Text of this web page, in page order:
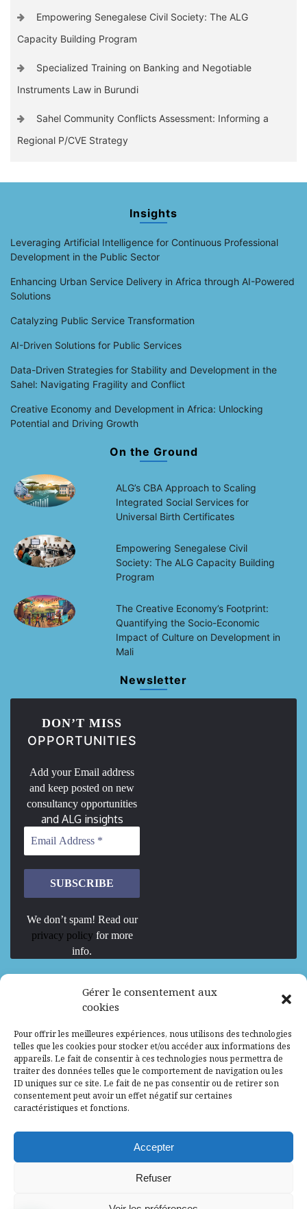
Gérer le consentement aux
cookies
Pour offrir les meilleures expériences, nous utilisons des technologies
telles que les cookies pour stocker et/ou accéder aux informations des
appareils. Le fait de consentir à ces technologies nous permettra de
traiter des données telles que le comportement de navigation ou les
ID uniques sur ce site. Le fait de ne pas consentir ou de retirer son
consentement peut avoir un effet négatif sur certaines
caractéristiques et fonctions.
Accepter
Refuser
Empowering Senegalese Civil Society: The ALG
Capacity Building Program
Specialized Training on Banking and Negotiable
Instruments Law in Burundi
Sahel Community Conflicts Assessment: Informing a
Regional P/CVE Strategy
Insights
Leveraging Artificial Intelligence for Continuous Professional
Development in the Public Sector
Enhancing Urban Service Delivery in Africa through AI-Powered
Solutions
Catalyzing Public Service Transformation
AI-Driven Solutions for Public Services
Data-Driven Strategies for Stability and Development in the
Sahel: Navigating Fragility and Conflict
Creative Economy and Development in Africa: Unlocking
Potential and Driving Growth
On the Ground
ALG’s CBA Approach to Scaling
Integrated Social Services for
Universal Birth Certificates
Empowering Senegalese Civil
Society: The ALG Capacity Building
Program
The Creative Economy’s Footprint:
Quantifying the Socio-Economic
Impact of Culture on Development in
Mali
Newsletter
DON’T MISS
OPPORTUNITIES
Add your Email address
and keep posted on new
consultancy opportunities
and ALG insights
We don’t spam! Read our
privacy policy for more
info.
We are Hiring
Mission d’excellence en IA, Machine
Learning et LLM
Abidjan, Côte d'Ivoire ALG Consultant
Research Assistants – Accra
Research Assistants – Lagos
Consultant